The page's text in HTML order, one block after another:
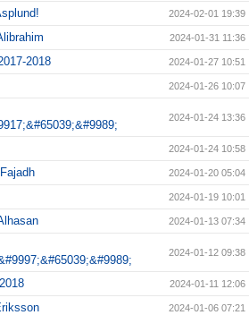
2024-02-01 19:39
2024-01-31 11:36
2018 2024-01-27 10:51
2024-01-26 10:07
2024-01-24 13:36
2024-01-24 10:58
2024-01-20 05:04
2024-01-19 10:01
2024-01-13 07:34
2024-01-12 09:38
2024-01-11 12:06
2024-01-06 07:21